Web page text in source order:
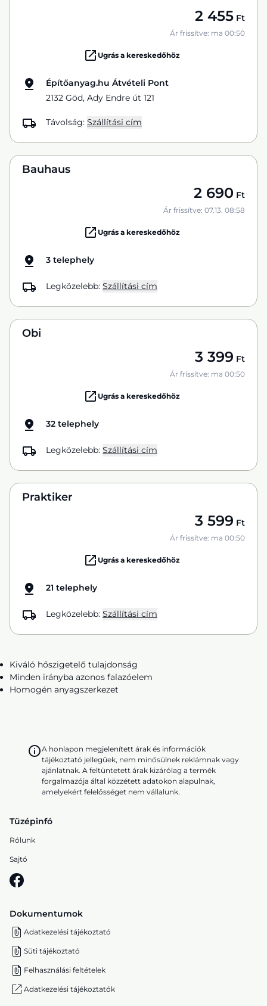
2 455 Ft
Ár frissítve: ma 00:50
Ugrás a kereskedőhöz
Építőanyag.hu Átvételi Pont
2132 Göd, Ady Endre út 121
Távolság: Szállítási cím
Bauhaus
2 690 Ft
Ár frissítve: 07.13. 08:58
Ugrás a kereskedőhöz
3 telephely
Legközelebb: Szállítási cím
Obi
3 399 Ft
Ár frissítve: ma 00:50
Ugrás a kereskedőhöz
32 telephely
Legközelebb: Szállítási cím
Praktiker
3 599 Ft
Ár frissítve: ma 00:50
Ugrás a kereskedőhöz
21 telephely
Legközelebb: Szállítási cím
Kiváló hőszigetelő tulajdonság
Minden irányba azonos falazóelem
Homogén anyagszerkezet
A honlapon megjelenített árak és információk
tájékoztató jellegűek, nem minősülnek reklámnak vagy
ajánlatnak. A feltüntetett árak kizárólag a termék
forgalmazója által közzétett adatokon alapulnak,
amelyekért felelősséget nem vállalunk.
Tüzépinfó
Rólunk
Sajtó
Dokumentumok
Adatkezelési tájékoztató
Süti tájékoztató
Felhasználási feltételek
Adatkezelési tájékoztatók